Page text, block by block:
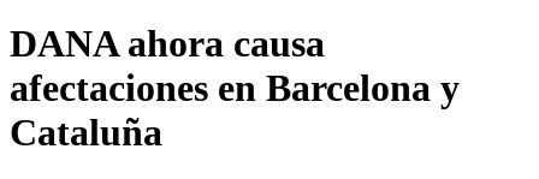
DANA ahora causa
afectaciones en Barcelona y
Cataluña